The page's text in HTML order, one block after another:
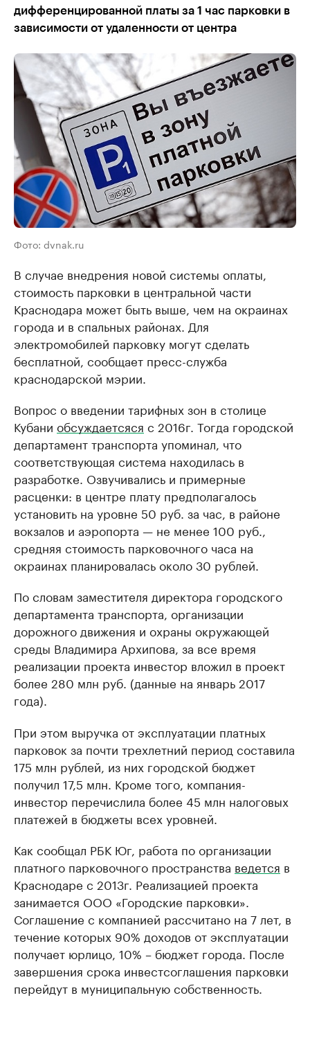
дифференцированной платы за 1 час парковки в
зависимости от удаленности от центра
Фото: dvnak.ru
В случае внедрения новой системы оплаты,
стоимость парковки в центральной части
Краснодара может быть выше, чем на окраинах
города и в спальных районах. Для
электромобилей парковку могут сделать
бесплатной, сообщает пресс-служба
краснодарской мэрии.
Вопрос о введении тарифных зон в столице
Кубани обсуждаетсяся с 2016г. Тогда городской
департамент транспорта упоминал, что
соответствующая система находилась в
разработке. Озвучивались и примерные
расценки: в центре плату предполагалось
установить на уровне 50 руб. за час, в районе
вокзалов и аэропорта — не менее 100 руб.,
средняя стоимость парковочного часа на
окраинах планировалась около 30 рублей.
По словам заместителя директора городского
департамента транспорта, организации
дорожного движения и охраны окружающей
среды Владимира Архипова, за все время
реализации проекта инвестор вложил в проект
более 280 млн руб. (данные на январь 2017
года).
При этом выручка от эксплуатации платных
парковок за почти трехлетний период составила
175 млн рублей, из них городской бюджет
получил 17,5 млн. Кроме того, компания-
инвестор перечислила более 45 млн налоговых
платежей в бюджеты всех уровней.
Как сообщал РБК Юг, работа по организации
платного парковочного пространства ведется в
Краснодаре с 2013г. Реализацией проекта
занимается ООО «Городские парковки».
Соглашение с компанией рассчитано на 7 лет, в
течение которых 90% доходов от эксплуатации
получает юрлицо, 10% – бюджет города. После
завершения срока инвестсоглашения парковки
перейдут в муниципальную собственность.